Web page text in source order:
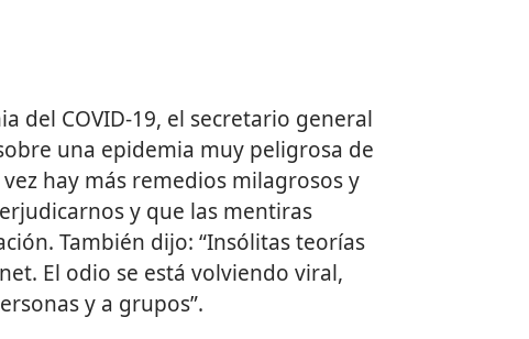
del COVID-19, el secretario general
una epidemia muy peligrosa de
hay más remedios milagrosos y
y que las mentiras
También dijo: “Insólitas teorías
El odio se está volviendo viral,
y a grupos”.